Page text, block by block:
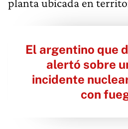
El argentino que
alertó sobre
incidente
con